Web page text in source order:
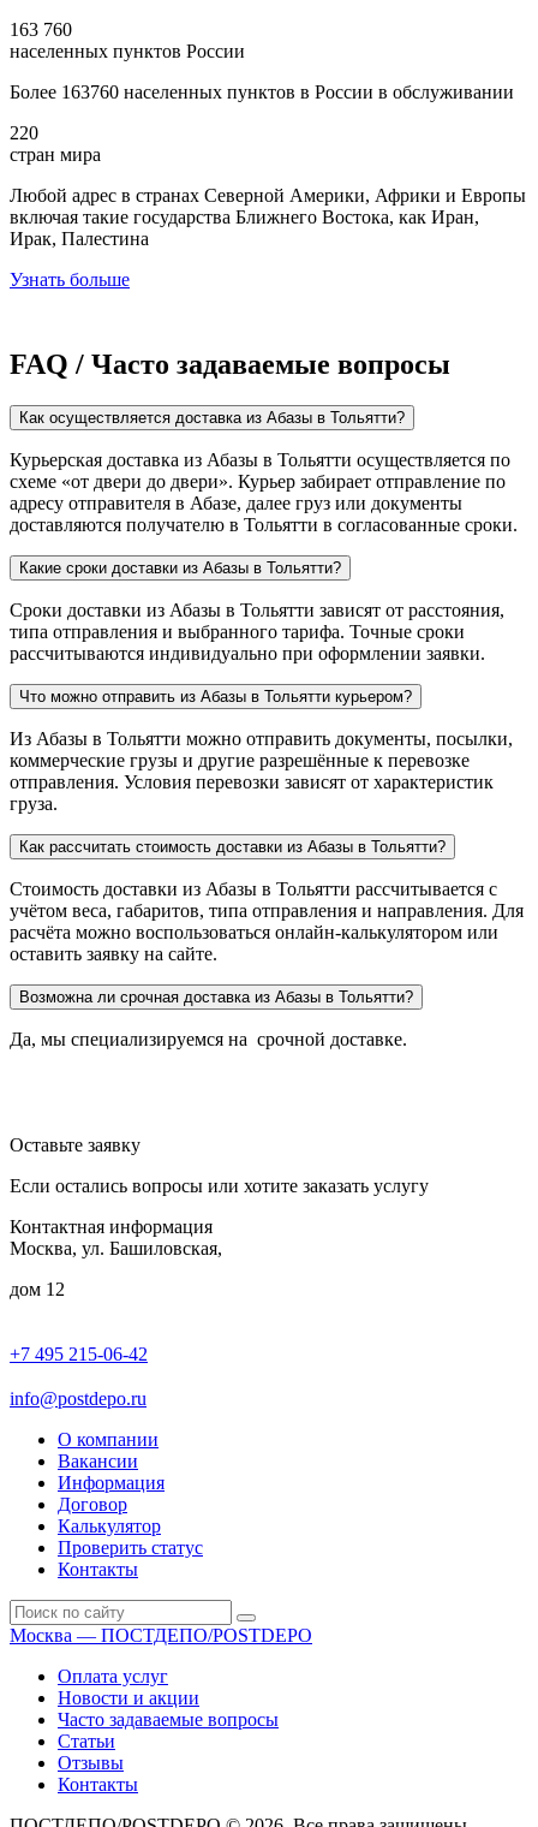
163 760
населенных пунктов России
Более 163760 населенных пунктов в России в обслуживании
220
стран мира
Любой адрес в странах Северной Америки, Африки и Европы
включая такие государства Ближнего Востока, как Иран,
Ирак, Палестина
Узнать больше
FAQ / Часто задаваемые вопросы
Как осуществляется доставка из Абазы в Тольятти?
Курьерская доставка из Абазы в Тольятти осуществляется по
схеме «от двери до двери». Курьер забирает отправление по
адресу отправителя в Абазе, далее груз или документы
доставляются получателю в Тольятти в согласованные сроки.
Какие сроки доставки из Абазы в Тольятти?
Сроки доставки из Абазы в Тольятти зависят от расстояния,
типа отправления и выбранного тарифа. Точные сроки
рассчитываются индивидуально при оформлении заявки.
Что можно отправить из Абазы в Тольятти курьером?
Из Абазы в Тольятти можно отправить документы, посылки,
коммерческие грузы и другие разрешённые к перевозке
отправления. Условия перевозки зависят от характеристик
груза.
Как рассчитать стоимость доставки из Абазы в Тольятти?
Стоимость доставки из Абазы в Тольятти рассчитывается с
учётом веса, габаритов, типа отправления и направления. Для
расчёта можно воспользоваться онлайн-калькулятором или
оставить заявку на сайте.
Возможна ли срочная доставка из Абазы в Тольятти?
Да, мы специализируемся на срочной доставке.
Оставьте заявку
Если остались вопросы или хотите заказать услугу
Контактная информация
Москва, ул. Башиловская,
дом 12
+7 495 215-06-42
info@postdepo.ru
О компании
Вакансии
Информация
Договор
Калькулятор
Проверить статус
Контакты
Москва — ПОСТДЕПО/POSTDEPO
Оплата услуг
Новости и акции
Часто задаваемые вопросы
Статьи
Отзывы
Контакты